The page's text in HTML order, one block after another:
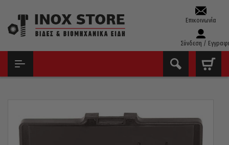
Επικοινωνία
Σύνδεση /
ΚΑΡΥΔΆΚΙΑ ALLEN TORX ΑΈΡΟΣ 1/2 ΣΕΤ FORCE 10 ΤΕΜ. 41013